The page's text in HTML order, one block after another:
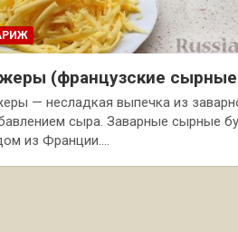
(французские
— несладкая выпечка из
сыра. Заварные сырные
из Франции.…